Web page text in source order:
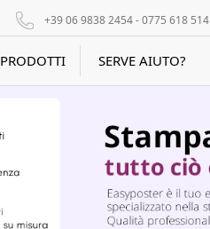
+39 06 9838 2454 - 0775 618 514
PRODOTTI SERVE AIUTO?